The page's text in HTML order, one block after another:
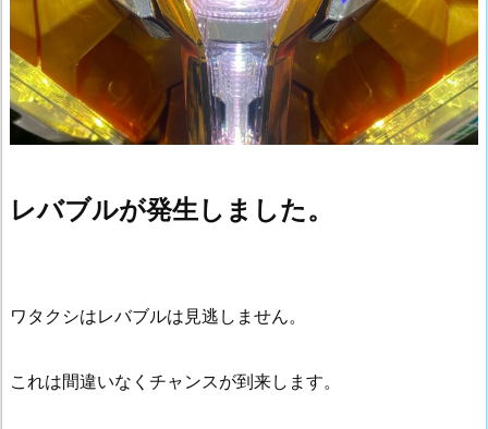
レバブルが発生しました。
ワタクシはレバブルは見逃しません。
これは間違いなくチャンスが到来します。